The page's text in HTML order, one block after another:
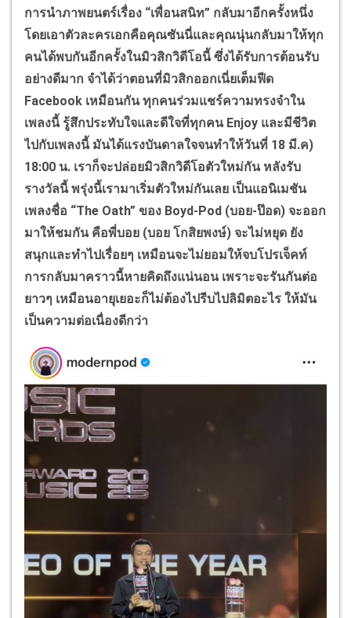
การนำภาพยนตร์เรื่อง “เพื่อนสนิท” กลับมาอีกครั้งหนึ่ง
โดยเอาตัวละครเอกคือคุณซันนี่และคุณนุ่นกลับมาให้ทุก
คนได้พบกันอีกครั้งในมิวสิกวิดีโอนี้ ซึ่งได้รับการต้อนรับ
อย่างดีมาก จำได้ว่าตอนที่มิวสิกออกเนี่ยเต็มฟีด
Facebook เหมือนกัน ทุกคนร่วมแชร์ความทรงจำใน
เพลงนี้ รู้สึกประทับใจและดีใจที่ทุกคน Enjoy และมีชีวิต
ไปกับเพลงนี้ มันได้แรงบันดาลใจจนทำให้วันที่ 18 มี.ค)
18:00 น. เราก็จะปล่อยมิวสิกวิดีโอตัวใหม่กัน หลังรับ
รางวัลนี้ พรุ่งนี้เรามาเริ่มตัวใหม่กันเลย เป็นแอนิเมชัน
เพลงชื่อ “The Oath” ของ Boyd-Pod (บอย-ป๊อด) จะออก
มาให้ชมกัน คือพี่บอย (บอย โกสิยพงษ์) จะไม่หยุด ยัง
สนุกและทำไปเรื่อยๆ เหมือนจะไม่ยอมให้จบโปรเจ็คท์
การกลับมาคราวนี้หายคิดถึงแน่นอน เพราะจะรันกันต่อ
ยาวๆ เหมือนอายุเยอะก็ไม่ต้องไปรีบไปลิมิตอะไร ให้มัน
เป็นความต่อเนื่องดีกว่า